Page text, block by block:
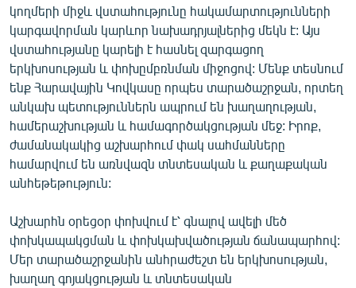
կողմերի միջև վստահությունը հակամարտությունների
կարգավորման կարևոր նախադրյալներից մեկն է: Այս
վստահությանը կարելի է հասնել զարգացող
երկխոսության և փոխըմբռնման միջոցով: Մենք տեսնում
ենք Հարավային Կովկասը որպես տարածաշրջան, որտեղ
անկախ պետություններն ապրում են խաղաղության,
համերաշխության և համագործակցության մեջ: Իրոք,
ժամանակակից աշխարհում փակ սահմանները
համարվում են առնվազն տնտեսական և քաղաքական
անհեթեթություն:
Աշխարհն օրեցօր փոխվում է՝ գնալով ավելի մեծ
փոխկապակցման և փոխկախվածության ճանապարհով:
Մեր տարածաշրջանին անհրաժեշտ են երկխոսության,
խաղաղ գոյակցության և տնտեսական